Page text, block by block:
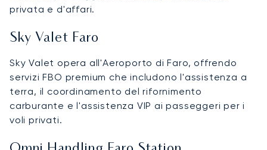
privata e d'affari.
Sky Valet Faro
Sky Valet opera all'Aeroporto di Faro, offrendo
servizi FBO premium che includono l'assistenza a
terra, il coordinamento del rifornimento
carburante e l'assistenza VIP ai passeggeri per i
voli privati.